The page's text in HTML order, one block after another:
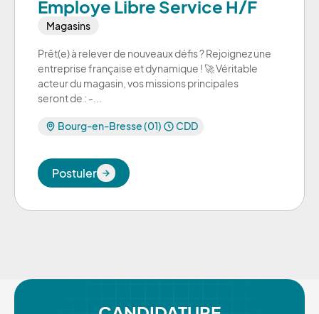
Employe Libre Service H/F
Magasins
Prêt(e) à relever de nouveaux défis ? Rejoignez une
entreprise française et dynamique ! 🚀 Véritable
acteur du magasin, vos missions principales
seront de : -...
Bourg-en-Bresse (01) CDD
Postuler
Postuler